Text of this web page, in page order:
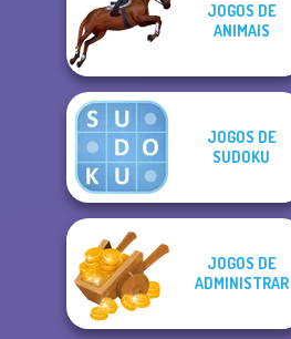
JOGOS DE
ANIMAIS
JOGOS DE
SUDOKU
JOGOS DE
ADMINISTRAR